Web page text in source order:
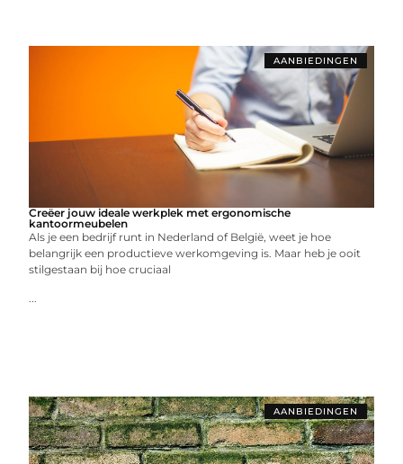
AANBIEDINGEN
Creëer jouw ideale werkplek met ergonomische
kantoormeubelen
Als je een bedrijf runt in Nederland of België, weet je hoe
belangrijk een productieve werkomgeving is. Maar heb je ooit
stilgestaan bij hoe cruciaal
...
AANBIEDINGEN